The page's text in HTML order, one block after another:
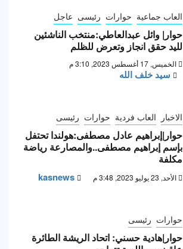
العاب جماعية حوارات رئيسى عاجل
حوار| وائل عبدالعاطي:منتخب الناشئين
لليد حقق انجاز وتعرض للظلم
الخميس, 17 أغسطس 2023, 3:10 م
سيد خلف الله
الاخبار العاب فردية حوارات رئيسى
حوار|إبراهيم عادل مصطفى:هولندا تحتفل
بإسم إبراهيم مصطفى..والمصارعة رياضة
مكلفة
الأحد, 23 يوليو 2023, 3:48 م kasnews
حوارات رئيسى
حوار|هادية حسني: اتحاد الريشة الطائرة